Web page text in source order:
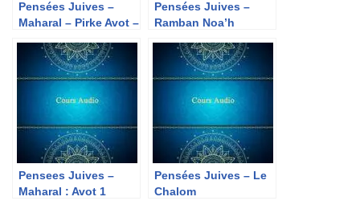
Pensées Juives –
Maharal – Pirke Avot –
18Pensées Juives –
Pensées Juives –
Ramban Noa’h
Pensees Juives –
Maharal : Avot 1
Pensées Juives – Le
Chalom